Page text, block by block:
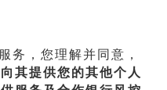
务，您理解并同意，
其提供您的其他个人